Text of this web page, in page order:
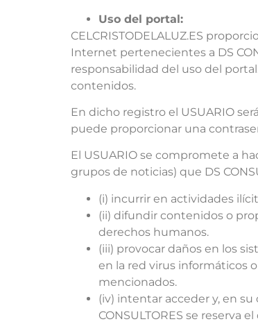
Uso del portal:
CELCRISTODELALUZ.ES
Internet pertenecientes a DS
responsabilidad del uso del
contenidos.
En dicho registro el USUARIO
puede proporcionar una
El USUARIO se compromete a
grupos de noticias) que DS
(i) incurrir en actividades
(ii) difundir contenidos o
derechos humanos.
(iii) provocar daños en los
en la red virus informáticos
mencionados.
(iv) intentar acceder y, en
CONSULTORES se